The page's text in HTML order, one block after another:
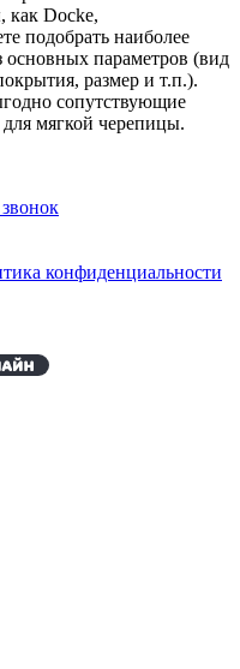
как Docke,
подобрать наиболее
основных параметров (вид
размер и т.п.).
сопутствующие
мягкой черепицы.
конфиденциальности